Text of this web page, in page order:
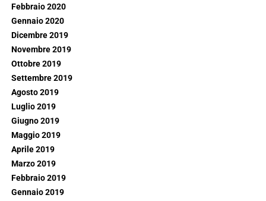
Febbraio 2020
Gennaio 2020
Dicembre 2019
Novembre 2019
Ottobre 2019
Settembre 2019
Agosto 2019
Luglio 2019
Giugno 2019
Maggio 2019
Aprile 2019
Marzo 2019
Febbraio 2019
Gennaio 2019